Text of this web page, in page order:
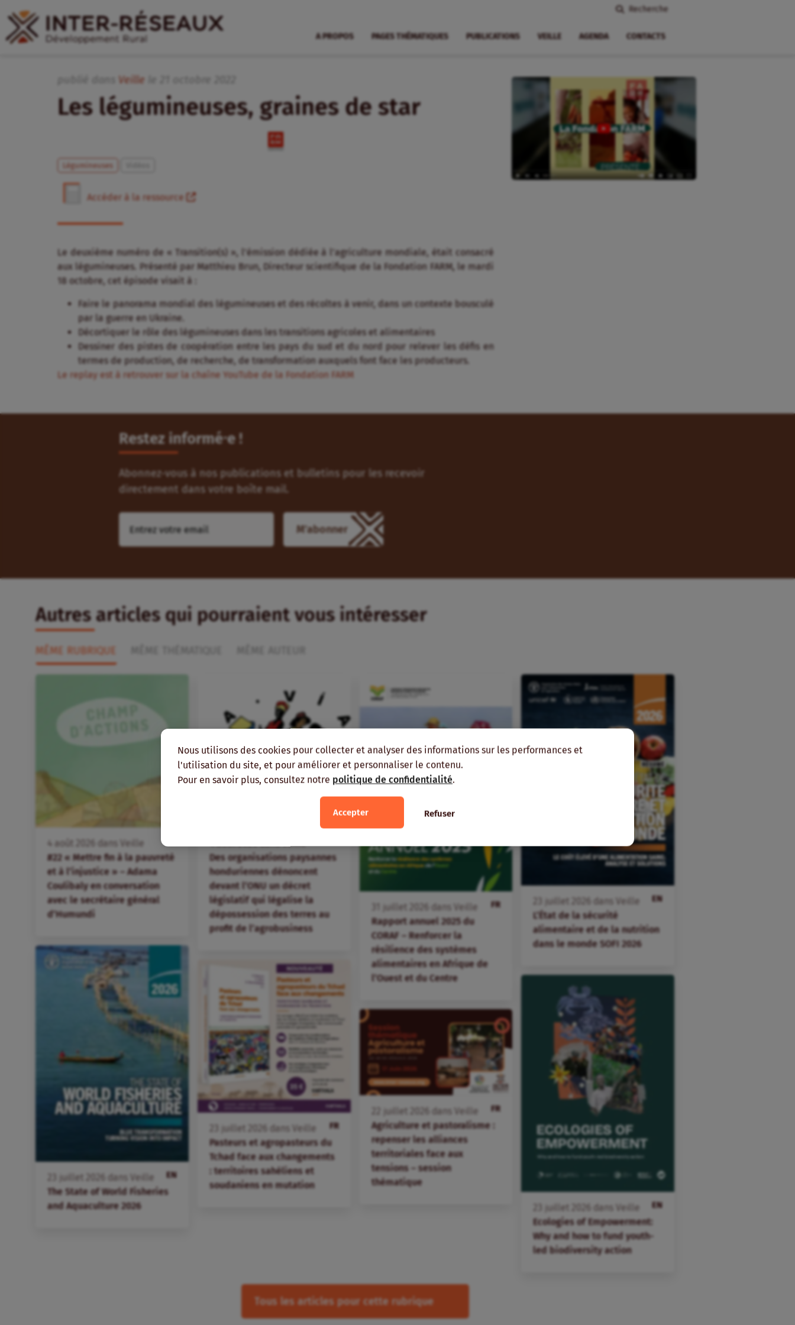
Nous utilisons des cookies pour collecter et analyser des informations sur les performances et
l'utilisation du site, et pour améliorer et personnaliser le contenu.
Pour en savoir plus, consultez notre politique de confidentialité.
Accepter Refuser
Recherche
A PROPOS PAGES THÉMATIQUES PUBLICATIONS VEILLE AGENDA CONTACTS
Veille
Les légumineuses, graines de star
Légumineuses
Accéder à la ressource
Le deuxième numéro de « Transition(s) », l’émission dédiée à l’agriculture mondiale, était consacré
aux légumineuses. Présenté par Matthieu Brun, Directeur scientifique de la Fondation FARM, le mardi
18 octobre, cet épisode visait à :
Faire le panorama mondial des légumineuses et des récoltes à venir, dans un contexte bousculé
par la guerre en Ukraine.
Décortiquer le rôle des légumineuses dans les transitions agricoles et alimentaires
Dessiner des pistes de coopération entre les pays du sud et du nord pour relever les défis en
termes de production, de recherche, de transformation auxquels font face les producteurs.
Le replay est à retrouver sur la chaîne YouTube de la Fondation FARM
Restez informé⸱e !
Abonnez-vous à nos publications et bulletins pour les recevoir
directement dans votre boîte mail.
Autres articles qui pourraient vous intéresser
MÊME RUBRIQUE
4 août dans
Veille
#22 « Mettre fin à la pauvreté
et à l’injustice » – Adama
Coulibaly en conversation
avec le secrétaire général
d’Humundi
Des organisations paysannes
honduriennes dénoncent
devant l’ONU un décret
législatif qui légalise la
dépossession des terres au
profit de l’agrobusiness
FR
juillet dans
Veille
Rapport annuel 2025 du
CORAF – Renforcer la
résilience des systèmes
alimentaires en Afrique de
l’Ouest et du Centre
EN
juillet dans
Veille
L’État de la sécurité
alimentaire et de la nutrition
dans le monde SOFI 2026
EN
juillet dans
Veille
The State of World Fisheries
and Aquaculture 2026
FR
juillet dans
Veille
Pasteurs et agropasteurs du
Tchad face aux changements
: territoires sahéliens et
soudaniens en mutation
EN
juillet dans
Veille
Ecologies of Empowerment:
Why and how to fund youth-
led biodiversity action
FR
juillet dans
Veille
Agriculture et pastoralisme :
repenser les alliances
territoriales face aux
tensions – session
thématique
Tous les articles pour cette rubrique